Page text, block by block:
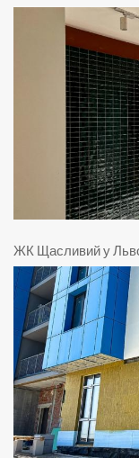
ЖК Щасливий у